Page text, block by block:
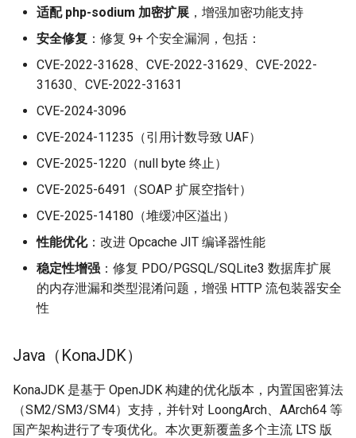
适配 php-sodium 加密扩展 ，增强加密功能支持
安全修复 ：修复 9+ 个安全漏洞，包括：
CVE-2022-31628、CVE-2022-31629、CVE-2022-
31630、CVE-2022-31631
CVE-2024-3096
CVE-2024-11235（引用计数导致 UAF）
CVE-2025-1220（null byte 终止）
CVE-2025-6491（SOAP 扩展空指针）
CVE-2025-14180（堆缓冲区溢出）
性能优化：改进 Opcache JIT 编译器性能
稳定性增强 ：修复 PDO/PGSQL/SQLite3 数据库扩展
的内存泄漏和类型混淆问题，增强 HTTP 流包装器安全
性
Java（KonaJDK）
KonaJDK 是基于 OpenJDK 构建的优化版本，内置国密算法
（SM2/SM3/SM4）支持，并针对 LoongArch、AArch64 等
国产架构进行了专项优化。本次更新覆盖多个主流 LTS 版